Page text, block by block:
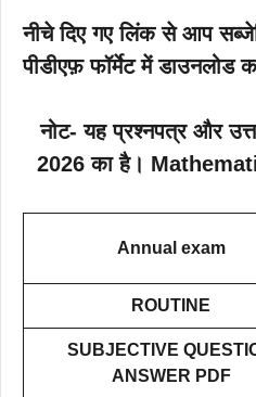
नीचे दिए गए लिंक से आप
पीडीएफ़ फॉर्मेट में
नोट- यह प्रश्नपत्र और
2026 का है।
Annual exam
ROUTINE
SUBJECTIVE
ANSWER PDF